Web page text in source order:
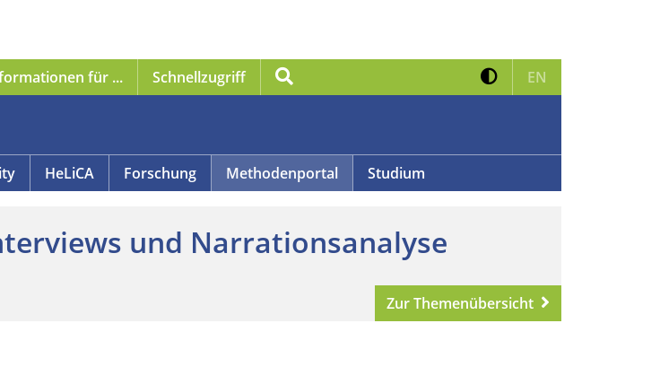
für ... Schnellzugriff Kontrast erhöhen
EN
HeLiCA Forschung Methodenportal Studium
und Narrationsanalyse
Zur Themenübersicht